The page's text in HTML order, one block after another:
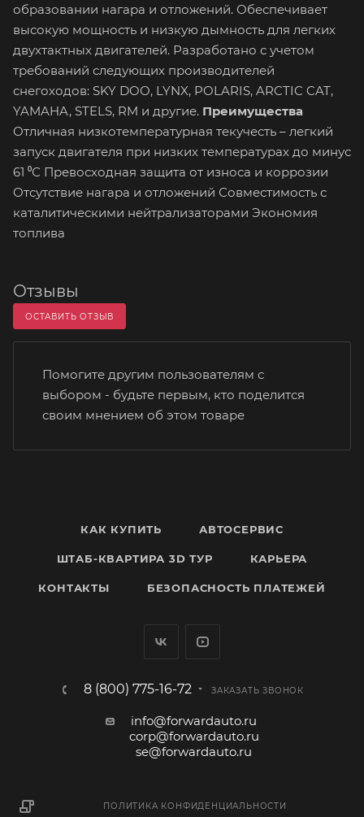
образовании нагара и отложений. Обеспечивает
высокую мощность и низкую дымность для легких
двухтактных двигателей. Разработано с учетом
требований следующих производителей
снегоходов: SKY DOO, LYNX, POLARIS, ARCTIC CAT,
YAMAHA, STELS, RM и другие. Преимущества
Отличная низкотемпературная текучесть – легкий
запуск двигателя при низких температурах до минус
61 ⁰С Превосходная защита от износа и коррозии
Отсутствие нагара и отложений Совместимость с
каталитическими нейтрализаторами Экономия
топлива
Отзывы
ОСТАВИТЬ ОТЗЫВ
Помогите другим пользователям с
выбором - будьте первым, кто поделится
своим мнением об этом товаре
КАК КУПИТЬ АВТОСЕРВИС
ШТАБ-КВАРТИРА 3D ТУР КАРЬЕРА
КОНТАКТЫ БЕЗОПАСНОСТЬ ПЛАТЕЖЕЙ
8 (800) 775-16-72 ЗАКАЗАТЬ ЗВОНОК
info@forwardauto.ru
corp@forwardauto.ru
se@forwardauto.ru
ПОЛИТИКА КОНФИДЕНЦИАЛЬНОСТИ